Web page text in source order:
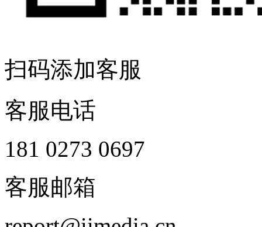
扫码添加客服
客服电话
181 0273 0697
客服邮箱